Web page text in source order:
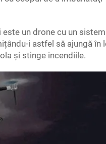
un drone cu un
i astfel să ajungă în
și stinge incendiile.